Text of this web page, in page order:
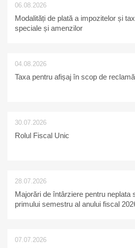
06.08.2026
Modalități de plată a impozitelor și
speciale și amenzilor
04.08.2026
Taxa pentru afișaj în scop de
30.07.2026
Rolul Fiscal Unic
28.07.2026
Majorări de întârziere pentru neplata
primului semestru al anului fiscal
07.07.2026